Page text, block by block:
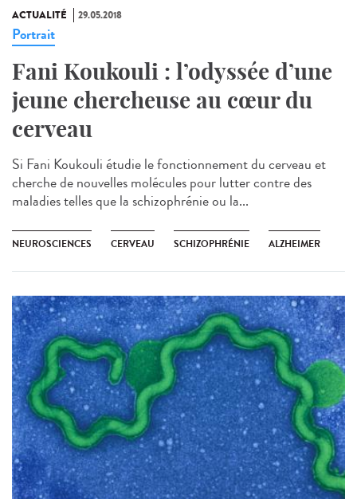
ACTUALITÉ 29.05.2018
Portrait
Fani Koukouli : l’odyssée d’une
jeune chercheuse au cœur du
cerveau
Si Fani Koukouli étudie le fonctionnement du cerveau et
cherche de nouvelles molécules pour lutter contre des
maladies telles que la schizophrénie ou la...
NEUROSCIENCES CERVEAU SCHIZOPHRÉNIE ALZHEIMER